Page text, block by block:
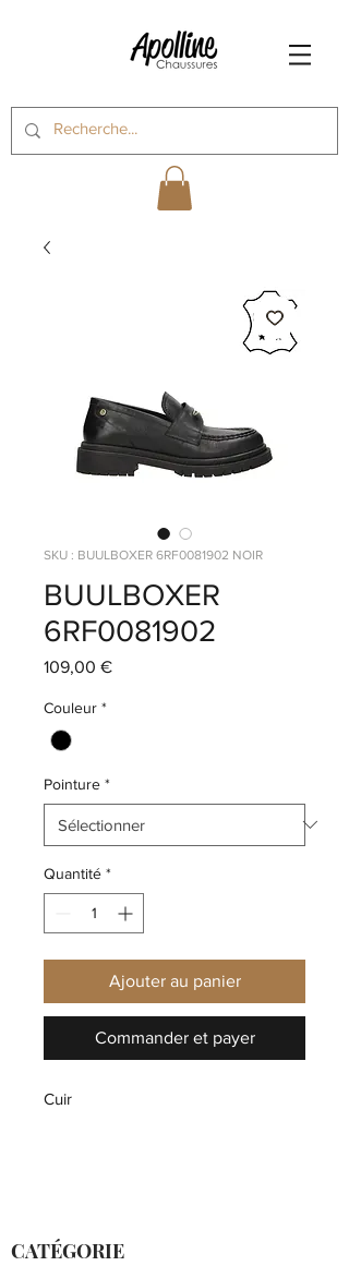
SKU : BUULBOXER 6RF0081902 NOIR
BUULBOXER
6RF0081902
109,00 €Prix
Couleur *
Pointure *
Quantité *
Ajouter au panier
Commander et payer
Cuir
CATÉGORIE